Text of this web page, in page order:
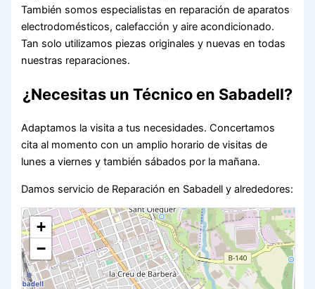
También somos especialistas en reparación de aparatos
electrodomésticos, calefacción y aire acondicionado.
Tan solo utilizamos piezas originales y nuevas en todas
nuestras reparaciones.
¿Necesitas un Técnico en Sabadell?
Adaptamos la visita a tus necesidades. Concertamos
cita al momento con un amplio horario de visitas de
lunes a viernes y también sábados por la mañana.
Damos servicio de Reparación en Sabadell y alrededores:
+
−